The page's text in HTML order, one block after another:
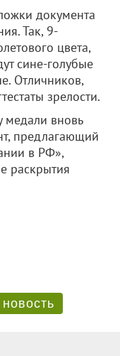
документа
Так, 9-
цвета,
сине-голубые
Отличников,
зрелости.
медали вновь
предлагающий
в РФ»,
раскрытия